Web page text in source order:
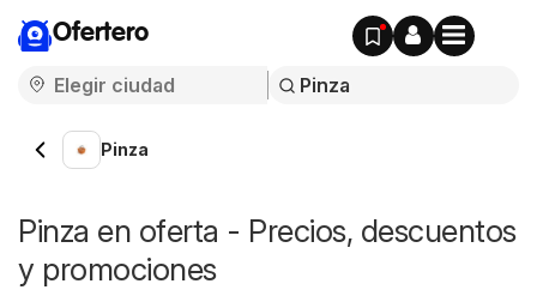
Ofertero
Pinza
Pinza en oferta - Precios, descuentos
y promociones